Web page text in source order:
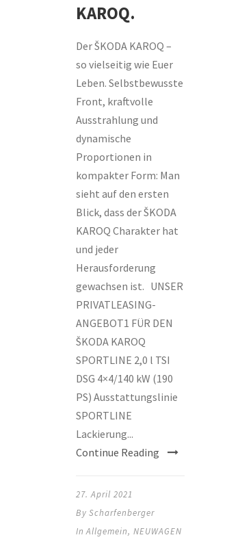
KAROQ.
Der ŠKODA KAROQ –
so vielseitig wie Euer
Leben. Selbstbewusste
Front, kraftvolle
Ausstrahlung und
dynamische
Proportionen in
kompakter Form: Man
sieht auf den ersten
Blick, dass der ŠKODA
KAROQ Charakter hat
und jeder
Herausforderung
gewachsen ist. UNSER
PRIVATLEASING-
ANGEBOT1 FÜR DEN
ŠKODA KAROQ
SPORTLINE 2,0 l TSI
DSG 4×4/140 kW (190
PS) Ausstattungslinie
SPORTLINE
Lackierung...
Continue Reading
27. April 2021
By Scharfenberger
In Allgemein, NEUWAGEN